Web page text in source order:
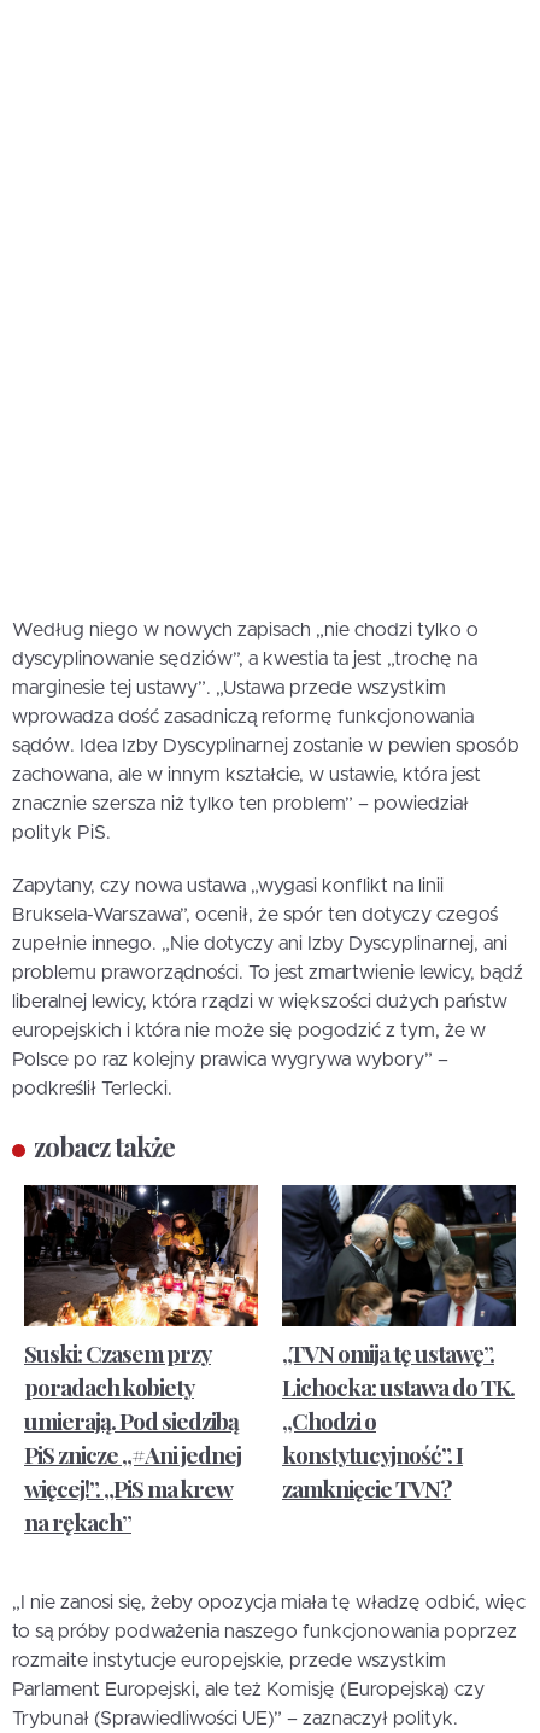
Według niego w nowych zapisach „nie chodzi tylko o
dyscyplinowanie sędziów”, a kwestia ta jest „trochę na
marginesie tej ustawy”. „Ustawa przede wszystkim
wprowadza dość zasadniczą reformę funkcjonowania
sądów. Idea Izby Dyscyplinarnej zostanie w pewien sposób
zachowana, ale w innym kształcie, w ustawie, która jest
znacznie szersza niż tylko ten problem” – powiedział
polityk PiS.
Zapytany, czy nowa ustawa „wygasi konflikt na linii
Bruksela-Warszawa”, ocenił, że spór ten dotyczy czegoś
zupełnie innego. „Nie dotyczy ani Izby Dyscyplinarnej, ani
problemu praworządności. To jest zmartwienie lewicy, bądź
liberalnej lewicy, która rządzi w większości dużych państw
europejskich i która nie może się pogodzić z tym, że w
Polsce po raz kolejny prawica wygrywa wybory” –
podkreślił Terlecki.
zobacz także
Suski: Czasem przy
poradach kobiety
umierają. Pod siedzibą
PiS znicze „#Ani jednej
więcej!”. „PiS ma krew
na rękach”
„TVN omija tę ustawę”.
Lichocka: ustawa do TK.
„Chodzi o
konstytucyjność”. I
zamknięcie TVN?
„I nie zanosi się, żeby opozycja miała tę władzę odbić, więc
to są próby podważenia naszego funkcjonowania poprzez
rozmaite instytucje europejskie, przede wszystkim
Parlament Europejski, ale też Komisję (Europejską) czy
Trybunał (Sprawiedliwości UE)” – zaznaczył polityk.